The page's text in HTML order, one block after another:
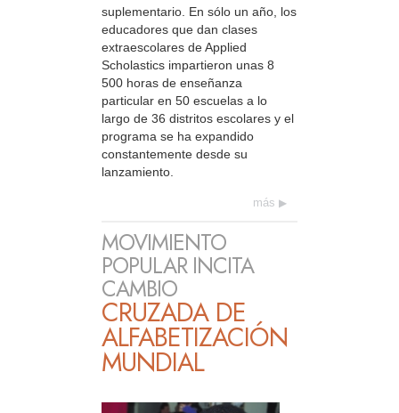
suplementario. En sólo un año, los
educadores que dan clases
extraescolares de Applied
Scholastics impartieron unas 8
500 horas de enseñanza
particular en 50 escuelas a lo
largo de 36 distritos escolares y el
programa se ha expandido
constantemente desde su
lanzamiento.
más
MOVIMIENTO
POPULAR INCITA
CAMBIO
CRUZADA DE
ALFABETIZACIÓN
MUNDIAL